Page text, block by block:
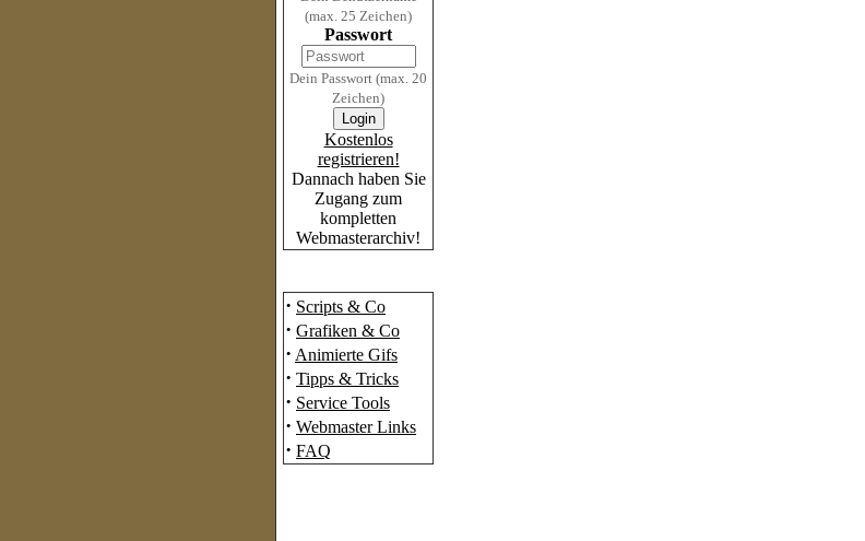
(max. 25 Zeichen)
Passwort
Dein Passwort (max. 20
Zeichen)
Kostenlos
registrieren!
Dannach haben Sie
Zugang zum
kompletten
Webmasterarchiv!
· Scripts & Co
· Grafiken & Co
· Animierte Gifs
· Tipps & Tricks
· Service Tools
· Webmaster Links
· FAQ